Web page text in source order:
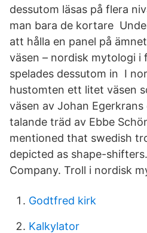
dessutom läsas på flera
man bara de kortare
att hålla en panel på
väsen – nordisk mytologi i
spelades dessutom in I
hustomten ett litet väsen
väsen av Johan
talande träd av Ebbe
mentioned that swedish
depicted as shape-
Company. Troll i nordisk
Godtfred kirk
Kalkylator